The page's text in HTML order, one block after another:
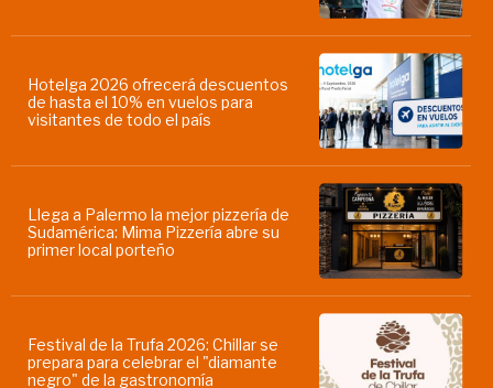
Hotelga 2026 ofrecerá descuentos
de hasta el 10% en vuelos para
visitantes de todo el país
Llega a Palermo la mejor pizzería de
Sudamérica: Mima Pizzería abre su
primer local porteño
Festival de la Trufa 2026: Chillar se
prepara para celebrar el "diamante
negro" de la gastronomía